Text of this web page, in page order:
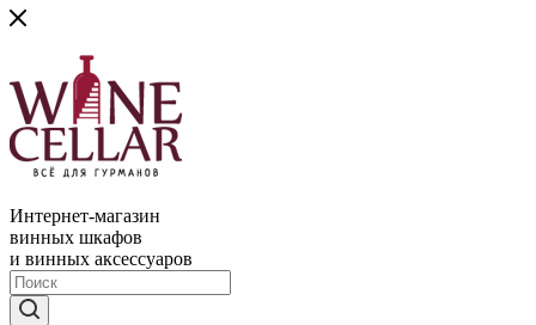
Интернет-магазин
винных шкафов
и винных аксессуаров